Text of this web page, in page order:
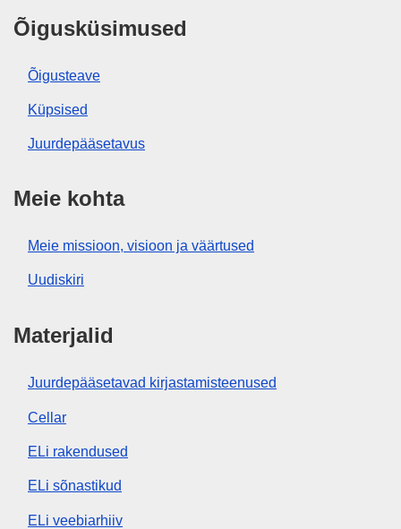
Õigusküsimused
Õigusteave
Küpsised
Juurdepääsetavus
Meie kohta
Meie missioon, visioon ja väärtused
Uudiskiri
Materjalid
Juurdepääsetavad kirjastamisteenused
Cellar
ELi rakendused
ELi sõnastikud
ELi veebiarhiiv